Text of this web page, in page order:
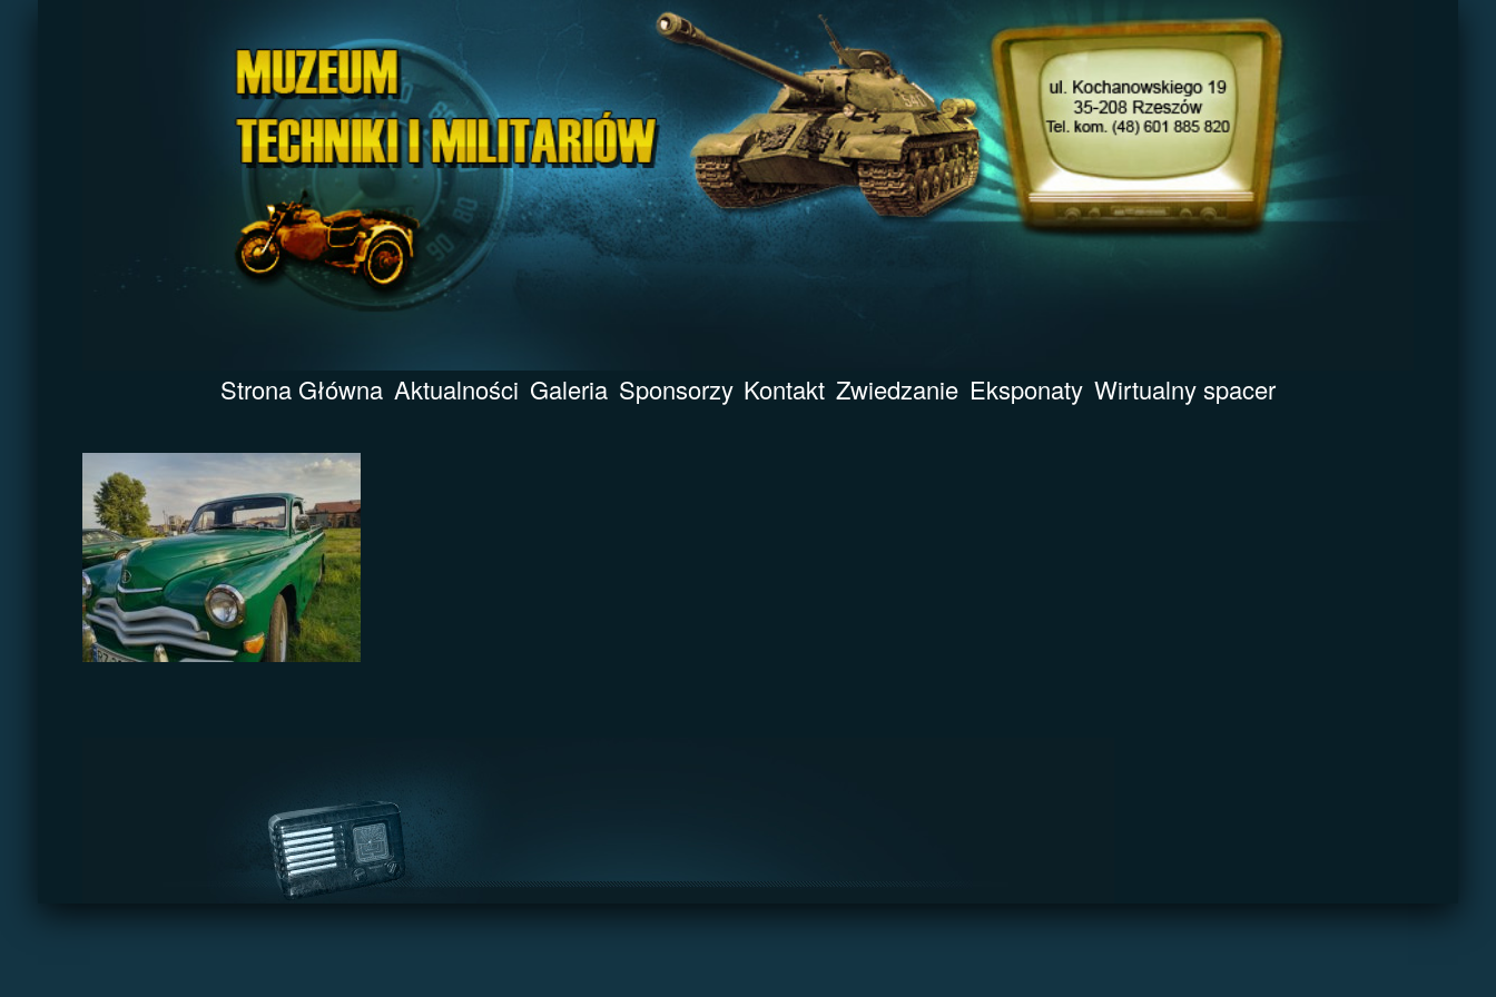
Strona Główna Aktualności Galeria Sponsorzy Kontakt Zwiedzanie Eksponaty Wirtualny spacer